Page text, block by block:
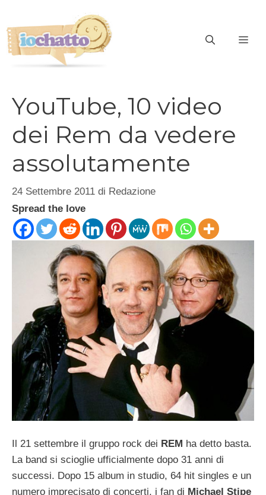
contenuto
YouTube, 10 video
dei Rem da vedere
assolutamente
24 Settembre 2011 di Redazione
Spread the love
Il 21 settembre il gruppo rock dei REM ha detto basta.
La band si scioglie ufficialmente dopo 31 anni di
successi. Dopo 15 album in studio, 64 hit singles e un
numero imprecisato di concerti, i fan di Michael Stipe